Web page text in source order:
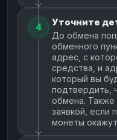
4 Уточните
До обмена
обменного
адрес, с
средства, и
который вы
подтвердить,
обмена. Также
заявкой, если
монеты